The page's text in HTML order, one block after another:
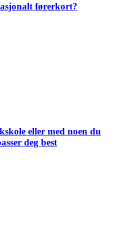
førerkort?
eller med noen du
deg best